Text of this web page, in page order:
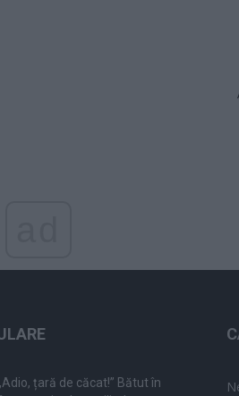
țară de căcat!” Bătut în